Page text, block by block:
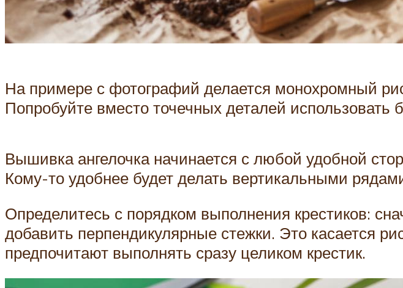
На примере с фотографий делается монохромный
Попробуйте вместо точечных деталей использовать
Вышивка ангелочка начинается с любой удобной
Кому-то удобнее будет делать вертикальными
Определитесь с порядком выполнения крестиков:
добавить перпендикулярные стежки. Это касается
предпочитают выполнять сразу целиком крестик.